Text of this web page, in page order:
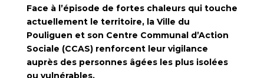
Face à l’épisode de fortes chaleurs qui touche
actuellement le territoire, la Ville du
Pouliguen et son Centre Communal d’Action
Sociale (CCAS) renforcent leur vigilance
auprès des personnes âgées les plus isolées
ou vulnérables.